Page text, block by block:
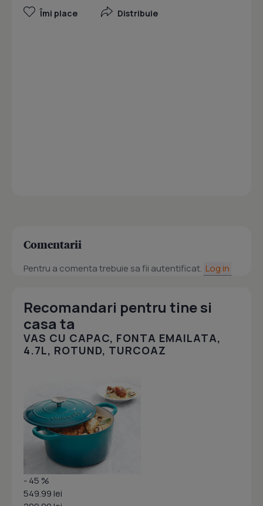
Îmi place Distribuie
Comentarii
Pentru a comenta trebuie sa fii autentificat. Log in
Recomandari pentru tine si
casa ta
VAS CU CAPAC, FONTA EMAILATA,
4.7L, ROTUND, TURCOAZ
- 45 %
549.99 lei